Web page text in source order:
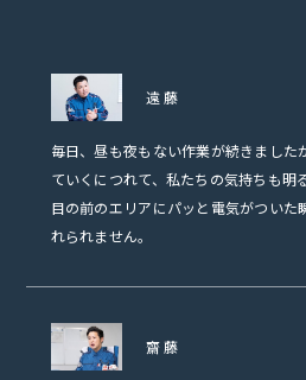
遠藤
毎日、昼も夜もない作業が続きました
ていくにつれて、私たちの気持ちも明
目の前のエリアにパッと電気がついた
れられません。
齋藤